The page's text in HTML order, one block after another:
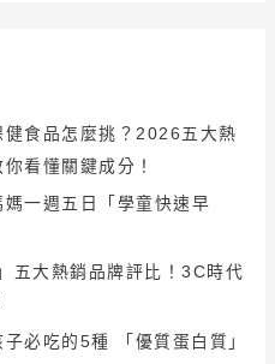
健食品怎麼挑？2026五大熱
看懂關鍵成分！
媽一週五日「學童快速早
五大熱銷品牌評比！3C時代
必吃的5種 「優質蛋白質」